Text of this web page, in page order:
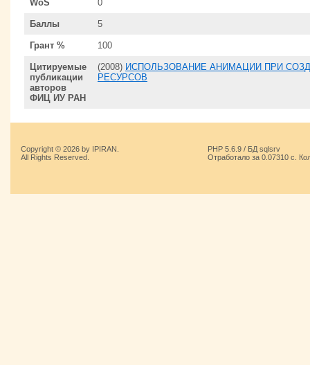
WoS 0
Баллы 5
Грант % 100
Цитируемые
публикации
авторов
ФИЦ ИУ РАН
(2008) ИСПОЛЬЗОВАНИЕ АНИМАЦИИ ПРИ
РЕСУРСОВ
Copyright © 2026 by IPIRAN.
All Rights Reserved.
PHP 5.6.9 / БД sqlsrv
Отработало за 0.07310 с.